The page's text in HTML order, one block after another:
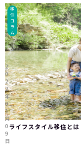
移
住
コ
ラ
ム
ライフスタイル移住と
2
0
2
2
年
0
3
月
0
9
日